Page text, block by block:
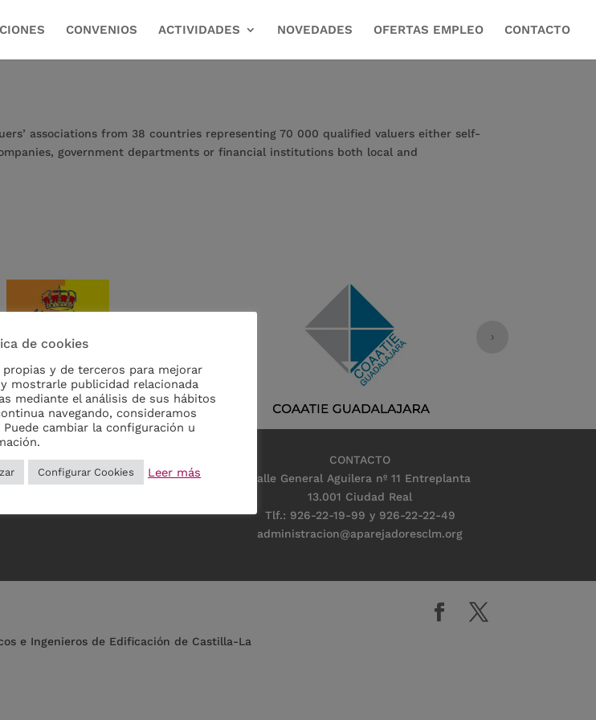
CONVENIOS ACTIVIDADES NOVEDADES OFERTAS EMPLEO CONTACTO
associations from 38 countries representing 70 000 qualified valuers either self-
government departments or financial institutions both local and
CONTACTO
Calle General Aguilera nº 11 Entreplanta
13.001 Ciudad Real
Tlf.: 926-22-19-99 y 926-22-22-49
administracion@aparejadoresclm.org
e Ingenieros de Edificación de Castilla-La
de cookies
y de terceros para mejorar
mostrarle publicidad relacionada
mediante el análisis de sus hábitos
navegando, consideramos
cambiar la configuración u
Configurar Cookies Leer más